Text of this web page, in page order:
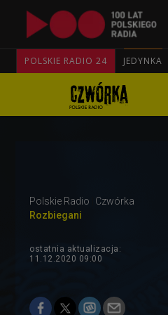
POLSKIE RADIO 24 JEDYNKA
Polskie Radio
Czwórka
Rozbiegani
ostatnia aktualizacja:
11.12.2020 09:00